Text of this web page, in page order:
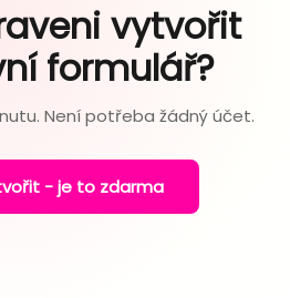
vytvořit
formulář?
Není potřeba žádný účet.
- je to zdarma